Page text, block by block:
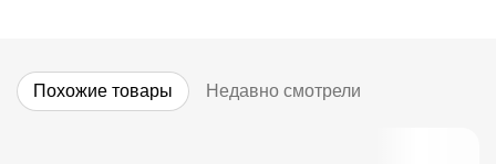
Похожие товары Недавно смотрели